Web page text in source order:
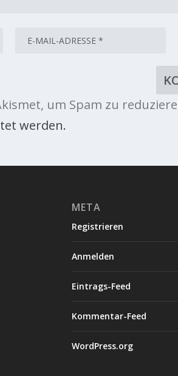
um Spam zu
werden.
META
Registrieren
Anmelden
Eintrags-Feed
Kommentar-Feed
WordPress.org